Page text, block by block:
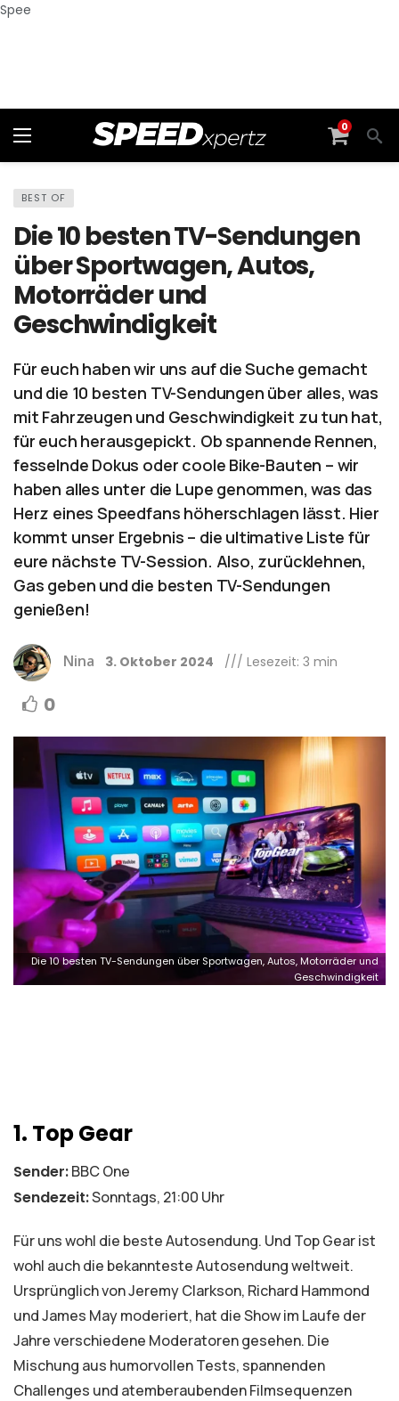
Spee
0
BEST OF
Die 10 besten TV-Sendungen
über Sportwagen, Autos,
Motorräder und
Geschwindigkeit
Für euch haben wir uns auf die Suche gemacht
und die 10 besten TV-Sendungen über alles, was
mit Fahrzeugen und Geschwindigkeit zu tun hat,
für euch herausgepickt. Ob spannende Rennen,
fesselnde Dokus oder coole Bike-Bauten – wir
haben alles unter die Lupe genommen, was das
Herz eines Speedfans höherschlagen lässt. Hier
kommt unser Ergebnis – die ultimative Liste für
eure nächste TV-Session. Also, zurücklehnen,
Gas geben und die besten TV-Sendungen
genießen!
Nina 3. Oktober 2024 /// Lesezeit: 3 min
0
Die 10 besten TV-Sendungen über Sportwagen, Autos, Motorräder und
Geschwindigkeit
1. Top Gear
Sender:BBC One
Sendezeit:Sonntags, 21:00 Uhr
Für uns wohl die beste Autosendung. Und Top Gear ist
wohl auch die bekannteste Autosendung weltweit.
Ursprünglich von Jeremy Clarkson, Richard Hammond
und James May moderiert, hat die Show im Laufe der
Jahre verschiedene Moderatoren gesehen. Die
Mischung aus humorvollen Tests, spannenden
Challenges und atemberaubenden Filmsequenzen